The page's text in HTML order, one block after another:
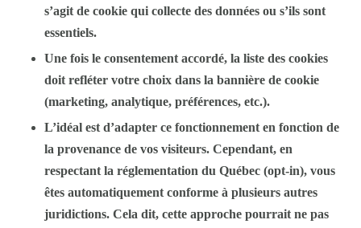
s’agit de cookie qui collecte des données ou s’ils sont
essentiels.
Une fois le consentement accordé, la liste des cookies
doit refléter votre choix dans la bannière de cookie
(marketing, analytique, préférences, etc.).
L’idéal est d’adapter ce fonctionnement en fonction de
la provenance de vos visiteurs. Cependant, en
respectant la réglementation du Québec (opt-in), vous
êtes automatiquement conforme à plusieurs autres
juridictions. Cela dit, cette approche pourrait ne pas